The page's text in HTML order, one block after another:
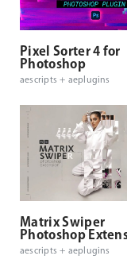
Pixel Sorter 4 for
Photoshop
aescripts + aeplugins
Matrix Swiper
Photoshop
aescripts + aeplugins